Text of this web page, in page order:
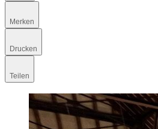
Merken
Drucken
Teilen